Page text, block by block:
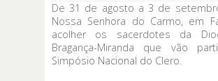
De 31 de agosto a 3 de
Nossa Senhora do Carmo, em
acolher os sacerdotes da
Bragança-Miranda que vão
Simpósio Nacional do Clero.